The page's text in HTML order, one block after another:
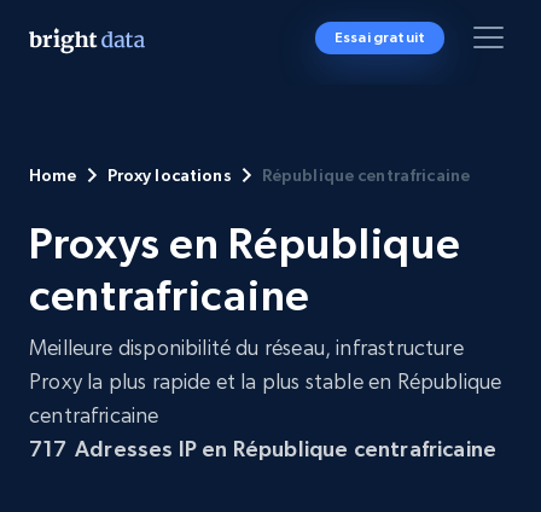
Essai gratuit
Home Proxy locations République centrafricaine
Proxys en République
centrafricaine
Meilleure disponibilité du réseau, infrastructure
Proxy la plus rapide et la plus stable en République
centrafricaine
717 Adresses IP en République centrafricaine